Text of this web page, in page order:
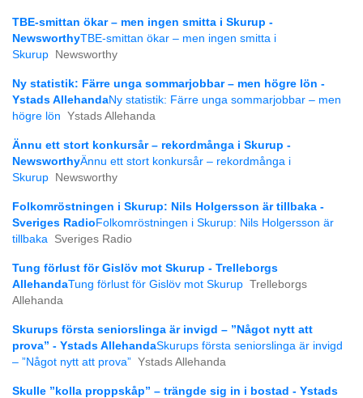
TBE-smittan ökar – men ingen smitta i Skurup -
NewsworthyTBE-smittan ökar – men ingen smitta i
Skurup
Newsworthy
Ny statistik: Färre unga sommarjobbar – men högre lön -
Ystads AllehandaNy statistik: Färre unga sommarjobbar – men
högre lön Ystads Allehanda
Ännu ett stort konkursår – rekordmånga i Skurup -
NewsworthyÄnnu ett stort konkursår – rekordmånga i
Skurup
Newsworthy
Folkomröstningen i Skurup: Nils Holgersson är tillbaka -
Sveriges Radio Folkomröstningen i Skurup: Nils Holgersson är
tillbaka Sveriges Radio
Tung förlust för Gislöv mot Skurup - Trelleborgs
AllehandaTung förlust för Gislöv mot Skurup Trelleborgs
Allehanda
Skurups första seniorslinga är invigd – ”Något nytt att
prova” - Ystads AllehandaSkurups första seniorslinga är invigd
– ”Något nytt att prova” Ystads Allehanda
Skulle ”kolla proppskåp” – trängde sig in i bostad - Ystads